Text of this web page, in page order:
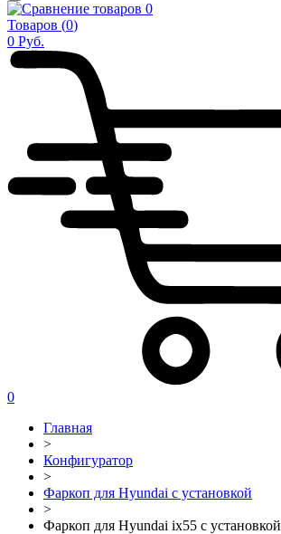
0
Товаров (0)
0 Руб.
0
Главная
>
Конфигуратор
>
Фаркоп для Hyundai с установкой
>
Фаркоп для Hyundai ix55 с установкой